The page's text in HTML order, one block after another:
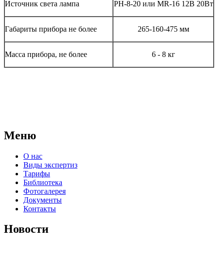
Источник света лампа РН-8-20 или MR-16 12В 20Вт
Габариты прибора не более 265-160-475 мм
Масса прибора, не более 6 - 8 кг
Меню
О нас
Виды экспертиз
Тарифы
Библиотека
Фотогалерея
Документы
Контакты
Новости